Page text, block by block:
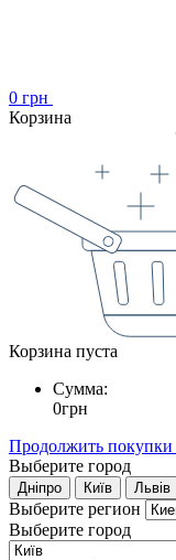
0 грн
Корзина
Корзина пуста
Сумма:
0грн
Продолжить покупки
Выберите город
Дніпро Київ Львів
Выберите регион
Выберите город